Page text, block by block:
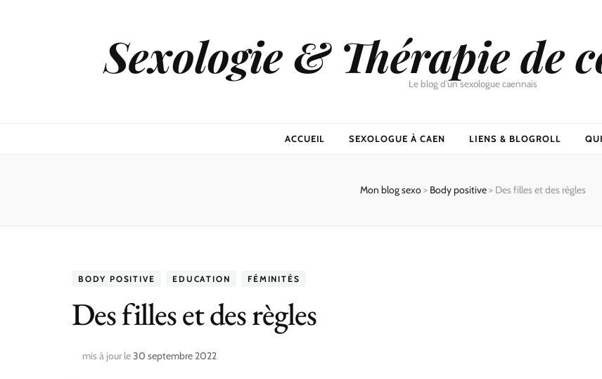
Sexologie & Thérapie de
Le blog d'un sexologue caennais
ACCUEIL SEXOLOGUE À CAEN LIENS & BLOGROLL
Mon blog sexo> Body positive> Des filles et des règles
BODY POSITIVE EDUCATION FÉMINITÉS
Des filles et des règles
mis à jour le30 septembre 2022